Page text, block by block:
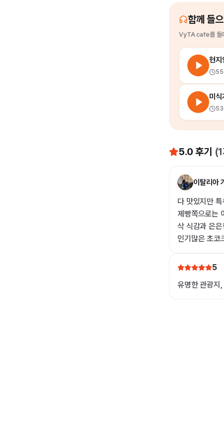
함께 들
VyTA cafe를들
현지
55
미
53
5.0 후기 (1
이탈리아
다 맛있지만
제빵쪽으로는
삭 식감과 은
인기많은 초코
5
유명한 관광지